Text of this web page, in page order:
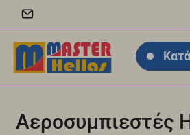
Αεροσυμπιεστές